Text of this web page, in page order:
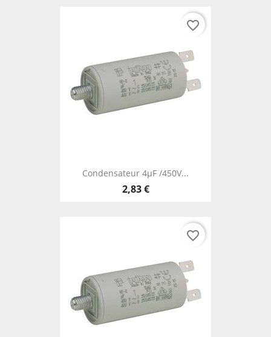
Condensateur 4µF /450V...
2,83 €
favorite_border
favorite_border